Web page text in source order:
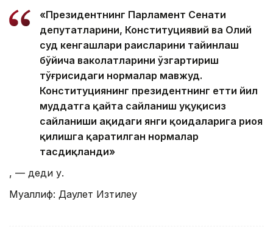
«Президентнинг Парламент Сенати
депутатларини, Конституциявий ва Олий
суд кенгашлари раисларини тайинлаш
бўйича ваколатларини ўзгартириш
тўғрисидаги нормалар мавжуд.
Конституциянинг президентнинг етти йил
муддатга қайта сайланиш ҳуқуқисиз
сайланиши ҳақидаги янги қоидаларига риоя
қилишга қаратилган нормалар
тасдиқланди»
, — деди у.
Муаллиф: Даулет Изтилеу